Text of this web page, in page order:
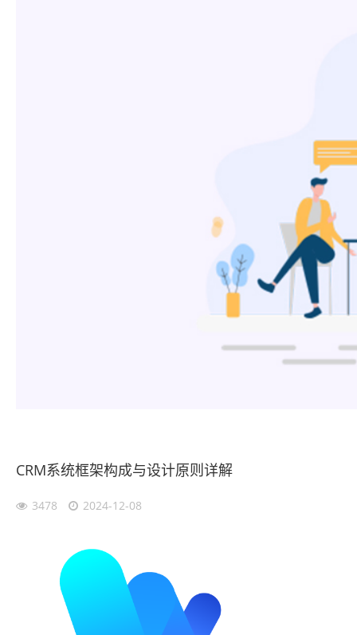
CRM系统框架构成与设计原则详解
3478 2024-12-08